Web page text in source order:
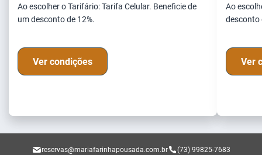
Ao escolher o Tarifário: Tarifa Celular. Beneficie de
um desconto de 12%.
Ver condições
Ao
desconto
Ver
reservas@mariafarinhapousada.com.br (73) 99825-7683